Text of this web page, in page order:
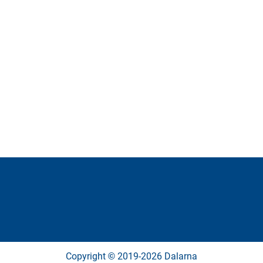
Copyright © 2019-2026 Dalarna